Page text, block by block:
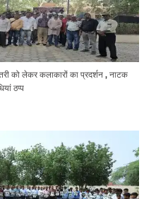
को लेकर कलाकारों का प्रदर्शन , नाटक
ठप्प